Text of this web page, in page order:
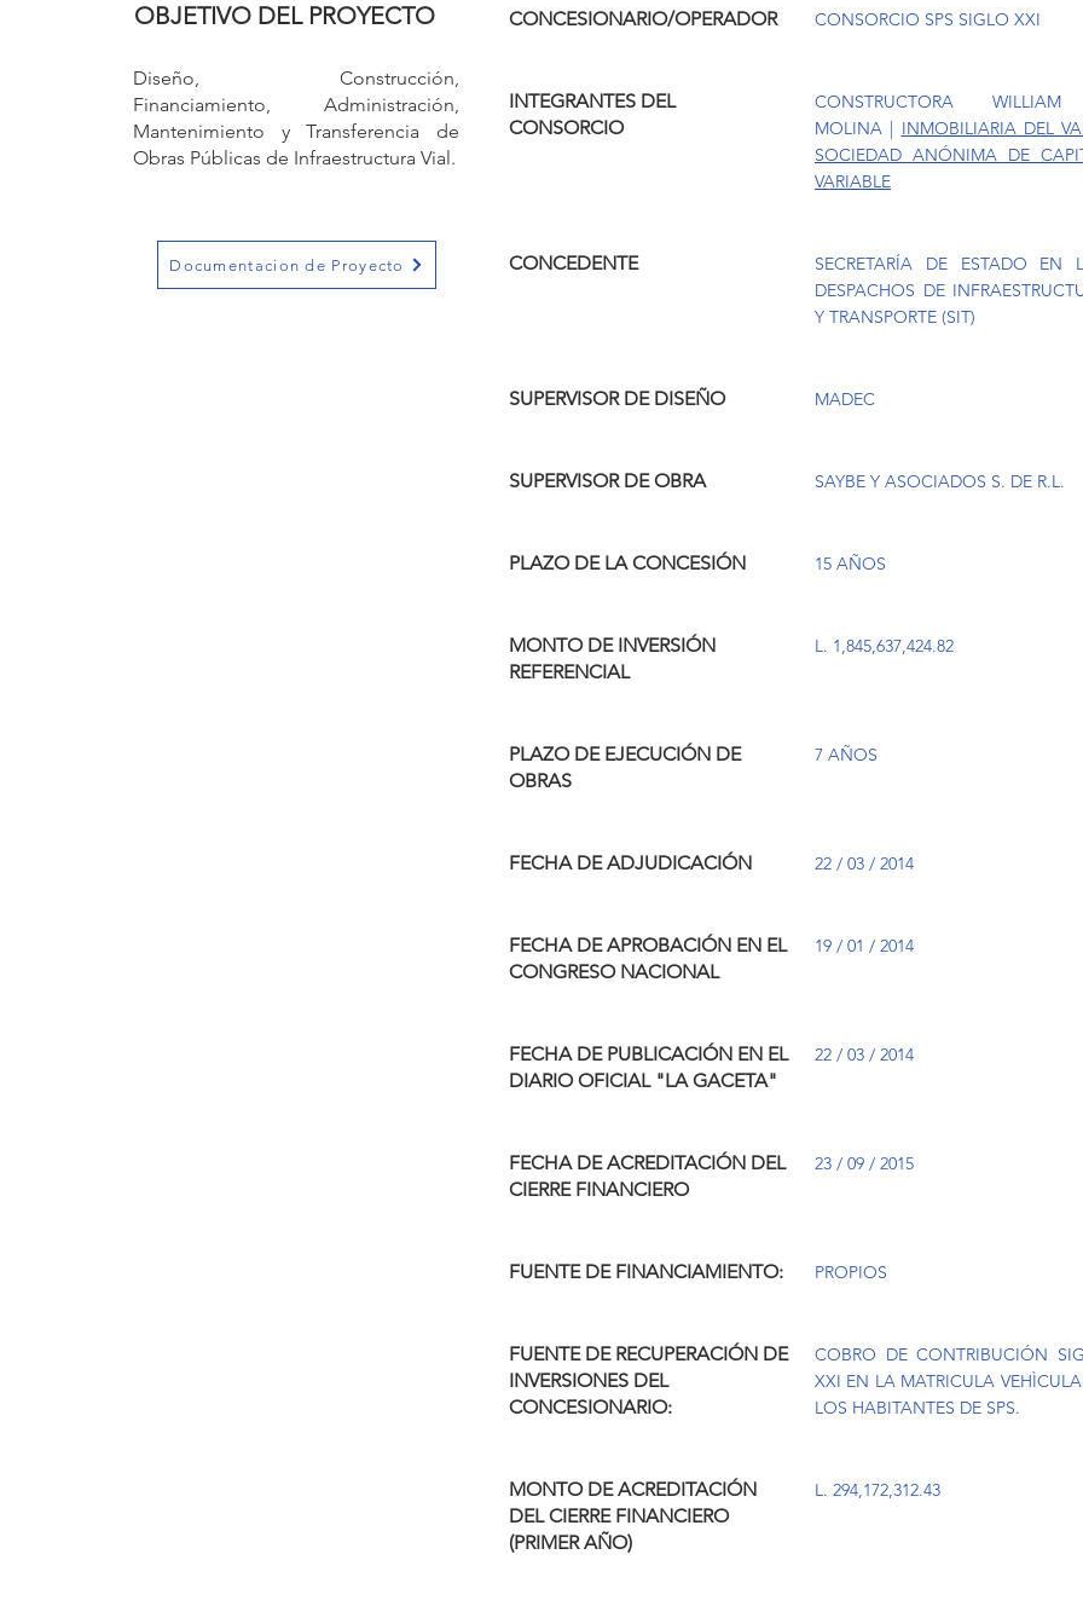
OBJETIVO DEL PROYECTO
Diseño, Construcción,
Financiamiento, Administración,
Mantenimiento y Transferencia de
Obras Públicas de Infraestructura Vial.
Documentacion de Proyecto
CONCESIONARIO/OPERADOR CONSORCIO SPS SIGLO XXI
INTEGRANTES DEL
CONSORCIO
CONSTRUCTORA
MOLINA | INMOBILIARIA DEL
SOCIEDAD ANÓNIMA DE
VARIABLE
CONCEDENTE
SECRETARÍA DE ESTADO EN
DESPACHOS DE
Y TRANSPORTE (SIT)
SUPERVISOR DE DISEÑO MADEC
SUPERVISOR DE OBRA SAYBE Y ASOCIADOS S. DE R.L.
PLAZO DE LA CONCESIÓN 15 AÑOS
MONTO DE INVERSIÓN
REFERENCIAL
L. 1,845,637,424.82
PLAZO DE EJECUCIÓN DE
OBRAS
7 AÑOS
FECHA DE ADJUDICACIÓN 22 / 03 / 2014
FECHA DE APROBACIÓN EN EL
CONGRESO NACIONAL
19 / 01 / 2014
FECHA DE PUBLICACIÓN EN EL
DIARIO OFICIAL "LA GACETA"
22 / 03 / 2014
FECHA DE ACREDITACIÓN DEL
CIERRE FINANCIERO
23 / 09 / 2015
FUENTE DE FINANCIAMIENTO: PROPIOS
FUENTE DE RECUPERACIÓN DE
INVERSIONES DEL
CONCESIONARIO:
COBRO DE CONTRIBUCIÓN
XXI EN LA MATRICULA
LOS HABITANTES DE SPS.
MONTO DE ACREDITACIÓN
DEL CIERRE FINANCIERO
(PRIMER AÑO)
L. 294,172,312.43